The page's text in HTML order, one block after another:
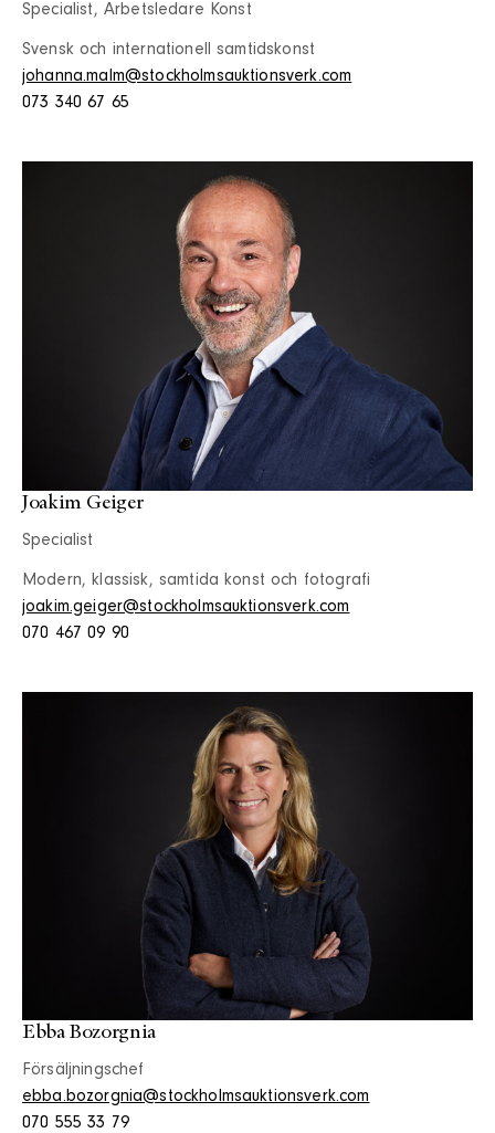
Specialist, Arbetsledare Konst
Svensk och internationell samtidskonst
johanna.malm@stockholmsauktionsverk.com
073 340 67 65
Joakim Geiger
Specialist
Modern, klassisk, samtida konst och fotografi
joakim.geiger@stockholmsauktionsverk.com
070 467 09 90
Ebba Bozorgnia
Försäljningschef
ebba.bozorgnia@stockholmsauktionsverk.com
070 555 33 79